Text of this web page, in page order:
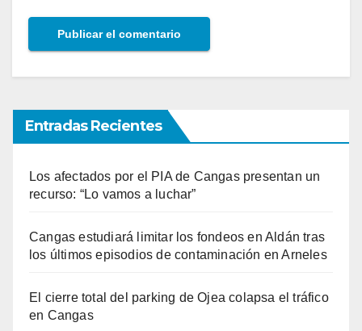
Entradas Recientes
Los afectados por el PIA de Cangas presentan un
recurso: “Lo vamos a luchar”
Cangas estudiará limitar los fondeos en Aldán tras
los últimos episodios de contaminación en Arneles
El cierre total del parking de Ojea colapsa el tráfico
en Cangas